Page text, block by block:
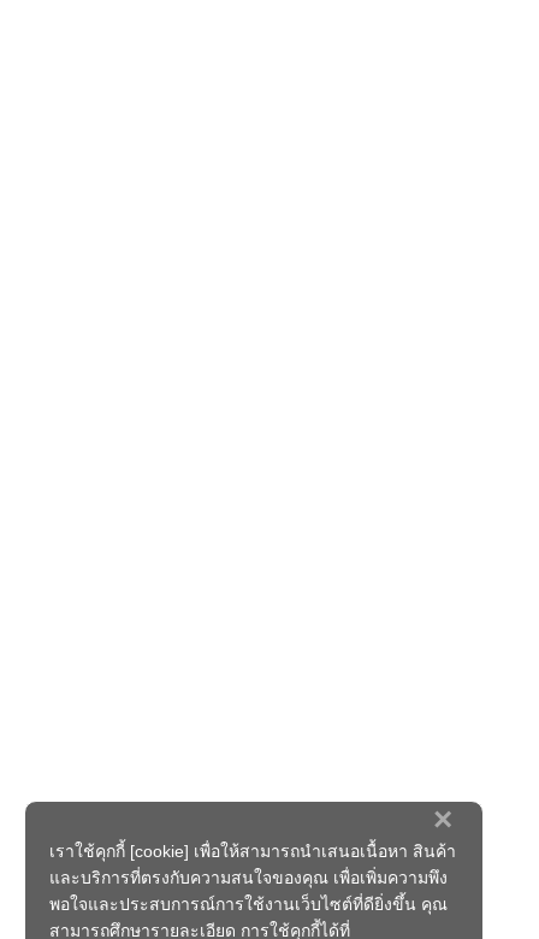
×
เราใช้คุกกี้ [cookie] เพื่อให้สามารถนำเสนอเนื้อหา สินค้า
และบริการที่ตรงกับความสนใจของคุณ เพื่อเพิ่มความพึง
พอใจและประสบการณ์การใช้งานเว็บไซต์ที่ดียิ่งขึ้น คุณ
สามารถศึกษารายละเอียด การใช้คุกกี้ได้ที่